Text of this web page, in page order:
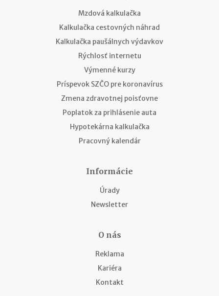
Mzdová kalkulačka
Kalkulačka cestovných náhrad
Kalkulačka paušálnych výdavkov
Rýchlosť internetu
Výmenné kurzy
Príspevok SZČO pre koronavírus
Zmena zdravotnej poisťovne
Poplatok za prihlásenie auta
Hypotekárna kalkulačka
Pracovný kalendár
Informácie
Úrady
Newsletter
O nás
Reklama
Kariéra
Kontakt